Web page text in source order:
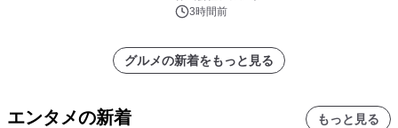
3時間前
グルメの新着をもっと見る
エンタメの新着 もっと見る